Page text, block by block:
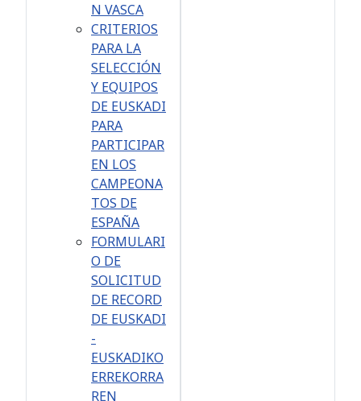
N VASCA
CRITERIOS
PARA LA
SELECCIÓN
Y EQUIPOS
DE EUSKADI
PARA
PARTICIPAR
EN LOS
CAMPEONA
TOS DE
ESPAÑA
FORMULARI
O DE
SOLICITUD
DE RECORD
DE EUSKADI
-
EUSKADIKO
ERREKORRA
REN